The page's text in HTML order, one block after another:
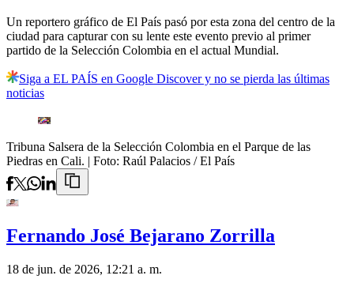
Un reportero gráfico de El País pasó por esta zona del centro de la
ciudad para capturar con su lente este evento previo al primer
partido de la Selección Colombia en el actual Mundial.
Siga a EL PAÍS en Google Discover y no se pierda las últimas
noticias
Tribuna Salsera de la Selección Colombia en el Parque de las
Piedras en Cali. | Foto: Raúl Palacios / El País
Fernando José Bejarano Zorrilla
18 de jun. de 2026, 12:21 a. m.